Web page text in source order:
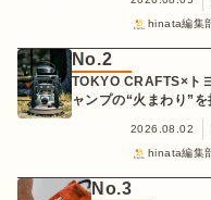
hinata編集
No.2
TOKYO CRAFTS×ト
ャンプの“火まわり”
2026.08.02
hinata編集
No.3